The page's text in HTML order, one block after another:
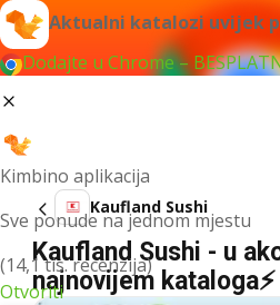
Aktualni katalozi uvijek
Dodajte u Chrome –
Kimbino aplikacija
Sve ponude na jednom mjestu
(14,1 tis. recenzija)
Otvoriti
Kaufland Sushi
Kaufland Sushi - u
najnovijem kataloga⚡